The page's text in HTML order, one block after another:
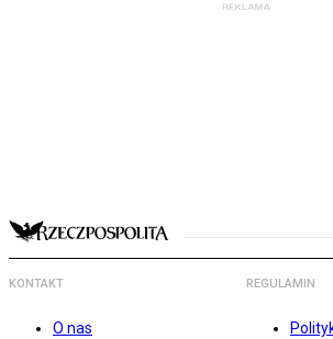
KONTAKT
O nas
REGULAMIN